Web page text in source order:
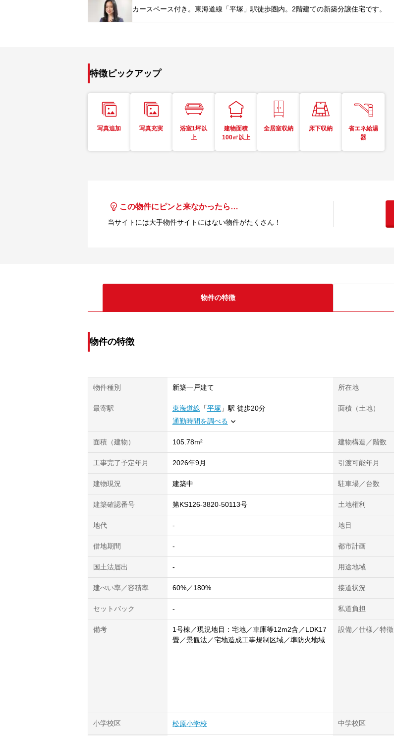
カースペース付き。東海道線「平塚」駅徒歩圏内。2階建ての新築分譲住宅です。
特徴ピックアップ
写真追加 写真充実
浴室1坪以
上
建物面積
100㎡以上
全居室収納 床下収納
省エネ給湯
器
この物件にピンと来なかったら…
当サイトには大手物件サイトにはない物件がたくさん！
物件の特徴
物件の特徴
物件種別 新築一戸建て 所在地
最寄駅 東海道線 「平塚 」 駅 徒歩20分
通勤時間を調べる
面積（土地）
面積（建物） 105.78m² 建物構造／階数
工事完了予定年月 2026年9月 引渡可能年月
建物現況 建築中 駐車場／台数
建築確認番号 第KS126-3820-50113号 土地権利
地代 - 地目
借地期間 - 都市計画
国土法届出 - 用途地域
建ぺい率／容積率 60%／180% 接道状況
セットバック - 私道負担
備考
1号棟／現況地目：宅地／車庫等12m2含／LDK17
畳／景観法／宅地造成工事規制区域／準防火地域
設備／仕様／特徴
小学校区 松原小学校 中学校区